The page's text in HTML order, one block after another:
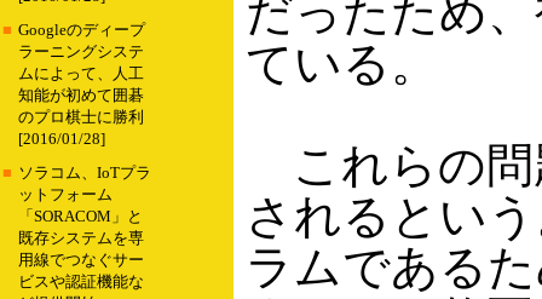
■ Googleのディープ
ラーニングシステ
ムによって、人工
知能が初めて囲碁
のプロ棋士に勝利
[2016/01/28]
■ ソラコム、IoTプラ
ットフォーム
「SORACOM」と
既存システムを専
用線でつなぐサー
ビスや認証機能な
だったため
ている。
これらの問
されるとい
ラムである